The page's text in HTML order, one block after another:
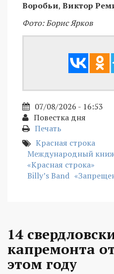
Воробьи, Виктор
Фото: Борис Ярков
07/08/2026 - 16:53
Повестка дня
Печать
Красная строка
Международный
«Красная строка»
Billy’s Band
14
капремонта
этом году